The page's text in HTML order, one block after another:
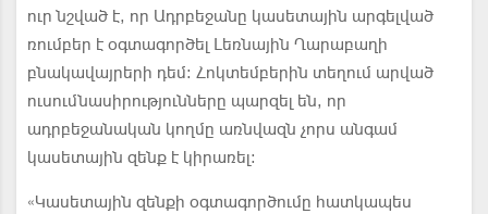
ուր նշված է, որ Ադրբեջանը կասետային արգելված
ռումբեր է օգտագործել Լեռնային Ղարաբաղի
բնակավայրերի դեմ։ Հոկտեմբերին տեղում արված
ուսումնասիրությունները պարզել են, որ
ադրբեջանական կողմը առնվազն չորս անգամ
կասետային զենք է կիրառել:
«Կասետային զենքի օգտագործումը հատկապես